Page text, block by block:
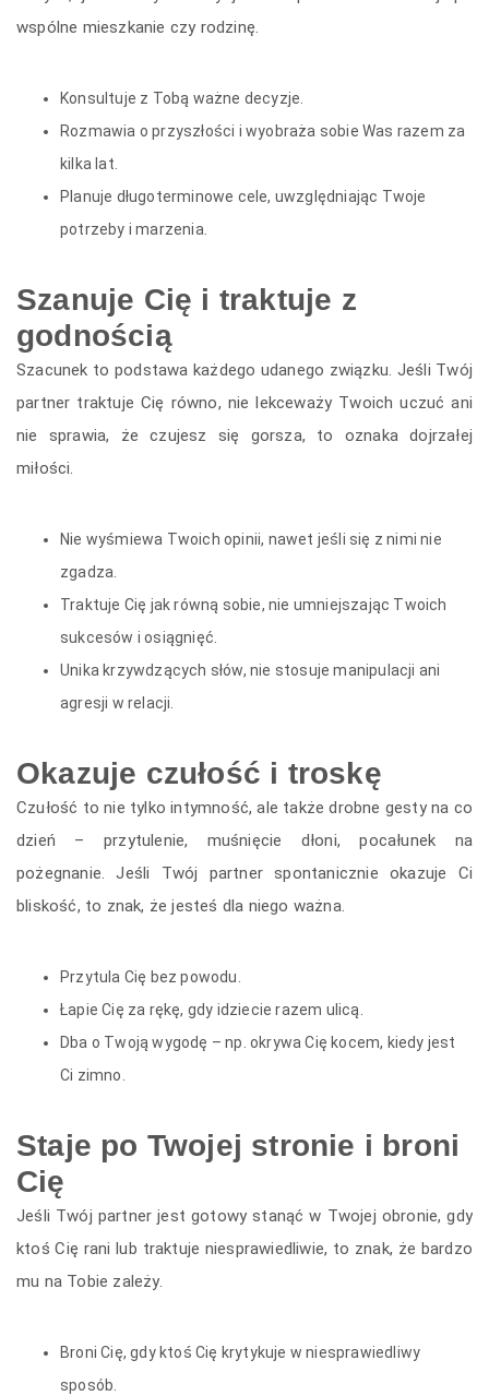
wspólne mieszkanie czy rodzinę.
Konsultuje z Tobą ważne decyzje.
Rozmawia o przyszłości i wyobraża sobie Was razem za
kilka lat.
Planuje długoterminowe cele, uwzględniając Twoje
potrzeby i marzenia.
Szanuje Cię i traktuje z
godnością
Szacunek to podstawa każdego udanego związku. Jeśli Twój
partner traktuje Cię równo, nie lekceważy Twoich uczuć ani
nie sprawia, że czujesz się gorsza, to oznaka dojrzałej
miłości.
Nie wyśmiewa Twoich opinii, nawet jeśli się z nimi nie
zgadza.
Traktuje Cię jak równą sobie, nie umniejszając Twoich
sukcesów i osiągnięć.
Unika krzywdzących słów, nie stosuje manipulacji ani
agresji w relacji.
Okazuje czułość i troskę
Czułość to nie tylko intymność, ale także drobne gesty na co
dzień – przytulenie, muśnięcie dłoni, pocałunek na
pożegnanie. Jeśli Twój partner spontanicznie okazuje Ci
bliskość, to znak, że jesteś dla niego ważna.
Przytula Cię bez powodu.
Łapie Cię za rękę, gdy idziecie razem ulicą.
Dba o Twoją wygodę – np. okrywa Cię kocem, kiedy jest
Ci zimno.
Staje po Twojej stronie i broni
Cię
Jeśli Twój partner jest gotowy stanąć w Twojej obronie, gdy
ktoś Cię rani lub traktuje niesprawiedliwie, to znak, że bardzo
mu na Tobie zależy.
Broni Cię, gdy ktoś Cię krytykuje w niesprawiedliwy
sposób.